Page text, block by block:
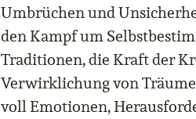
Umbrüchen und
den Kampf um
Traditionen, die Kraft der
Verwirklichung von
voll Emotionen,